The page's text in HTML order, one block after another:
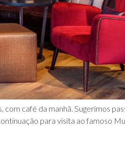
café da manhã. Sugerimos
para visita ao famoso